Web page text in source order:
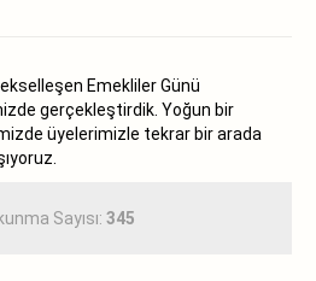
Emekliler Günü
gerçekleştirdik. Yoğun bir
üyelerimizle tekrar bir arada
Sayısı: 345